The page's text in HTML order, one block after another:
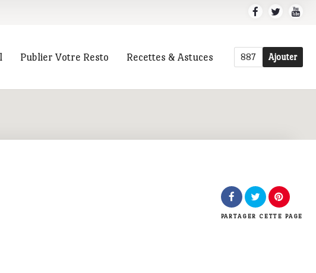
Publier Votre Resto Recettes & Astuces 887 Ajouter
PARTAGER CETTE PAGE